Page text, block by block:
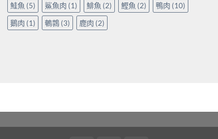
鮭魚 (5) 鯊魚肉 (1) 鯡魚 (2) 鰹魚 (2) 鴨肉 (10)
鵝肉 (1) 鵪鶉 (3) 鹿肉 (2)